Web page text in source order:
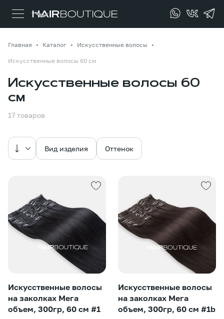
Главная Каталог Искусственные волосы
Искусственные волосы 60 см
Искусственные волосы 60
см
17 товаров
Вид изделия Оттенок
Искусственные волосы
на заколках Мега
объем, 300гр, 60 см #1
Искусственные волосы
на заколках Мега
объем, 300гр, 60 см #1b